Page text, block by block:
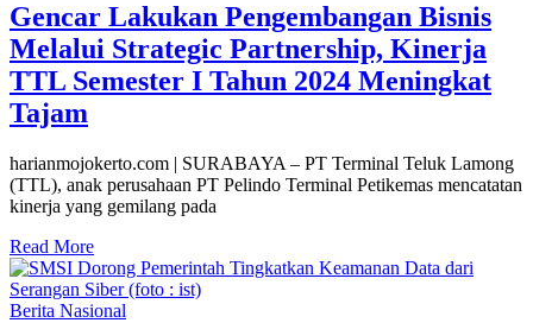
Gencar Lakukan Pengembangan Bisnis
Melalui Strategic Partnership, Kinerja
TTL Semester I Tahun 2024 Meningkat
Tajam
harianmojokerto.com | SURABAYA – PT Terminal Teluk Lamong
(TTL), anak perusahaan PT Pelindo Terminal Petikemas mencatatan
kinerja yang gemilang pada
Read More
Berita Nasional